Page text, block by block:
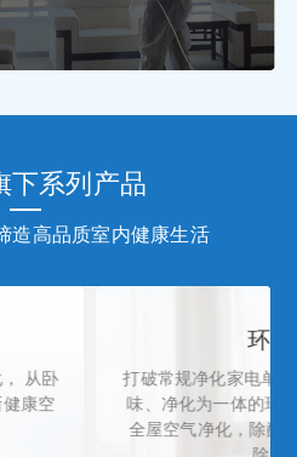
下系列产品
造高品质室内健康生活
，打造除醛、灭菌、消毒 、除
电器，5分钟暴风式 输出实现
果出众，解决了 “只除雾霾难